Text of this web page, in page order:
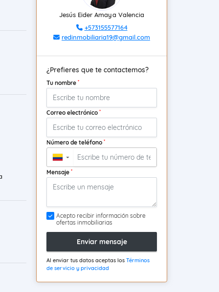
Jesús Eider Amaya Valencia
+573155577164
redinmobiliaria19@gmail.com
¿Prefieres que te contactemos?
Tu nombre *
Correo electrónico *
Número de teléfono *
▼
Mensaje *
Acepto recibir información sobre
ofertas inmobiliarias
Enviar mensaje
Al enviar tus datos aceptas los Términos
de servicio y privacidad